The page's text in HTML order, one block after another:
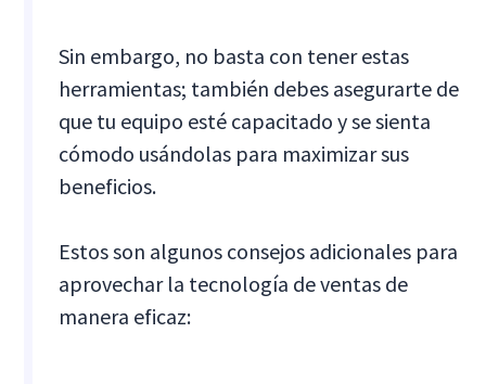
Sin embargo, no basta con tener estas
herramientas; también debes asegurarte de
que tu equipo esté capacitado y se sienta
cómodo usándolas para maximizar sus
beneficios.
Estos son algunos consejos adicionales para
aprovechar la tecnología de ventas de
manera eficaz: